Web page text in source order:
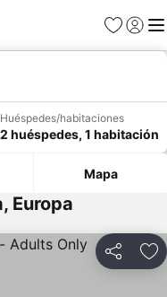
Favoritos
Iniciar
Huéspedes/habitaciones
2 huéspedes, 1 habitación
Mapa
Europa
Compartir